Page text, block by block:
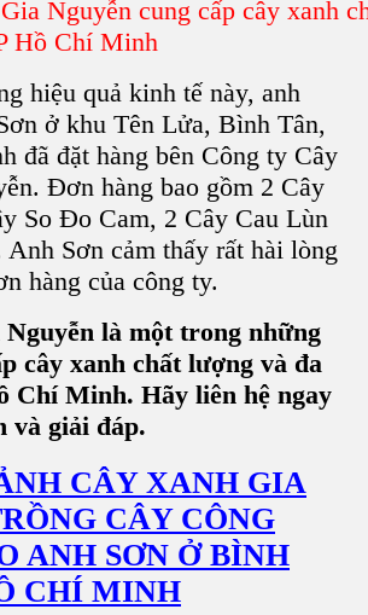
Nguyễn cung cấp cây xanh
Hồ Chí Minh
hiệu quả kinh tế này, anh
ở khu Tên Lửa, Bình Tân,
đã đặt hàng bên Công ty Cây
. Đơn hàng bao gồm 2 Cây
So Đo Cam, 2 Cây Cau Lùn
Anh Sơn cảm thấy rất hài lòng
hàng của công ty.
là một trong những
cây xanh chất lượng và đa
Chí Minh. Hãy liên hệ ngay
và giải đáp.
CÂY XANH GIA
CÂY CÔNG
ANH SƠN Ở BÌNH
CHÍ MINH